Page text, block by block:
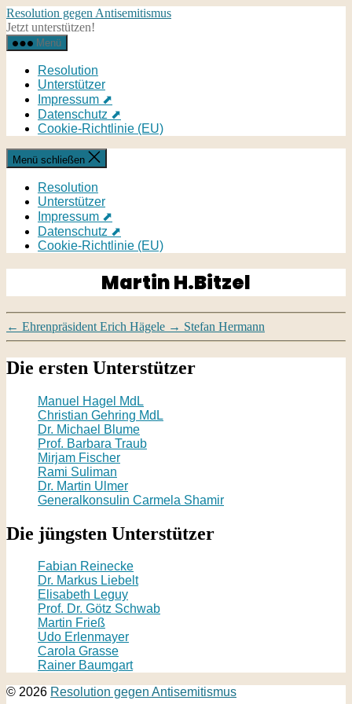
Direkt
zum
Inhalt
wechseln
Resolution gegen Antisemitismus
Jetzt unterstützen!
Menü
Resolution
Unterstützer
Impressum ⬈
Datenschutz ⬈
Cookie-Richtlinie (EU)
Menü schließen
Resolution
Unterstützer
Impressum ⬈
Datenschutz ⬈
Cookie-Richtlinie (EU)
Martin H.Bitzel
← Ehrenpräsident Erich Hägele → Stefan Hermann
Die ersten Unterstützer
Manuel Hagel MdL
Christian Gehring MdL
Dr. Michael Blume
Prof. Barbara Traub
Mirjam Fischer
Rami Suliman
Dr. Martin Ulmer
Generalkonsulin Carmela Shamir
Die jüngsten Unterstützer
Fabian Reinecke
Dr. Markus Liebelt
Elisabeth Leguy
Prof. Dr. Götz Schwab
Martin Frieß
Udo Erlenmayer
Carola Grasse
Rainer Baumgart
© 2026 Resolution gegen Antisemitismus